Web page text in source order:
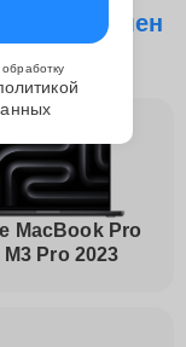
Замен
MacBook Pro
M3 Pro 2023